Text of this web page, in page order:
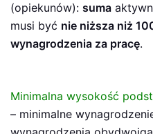
(opiekunów): suma
musi być nie niższa niż
wynagrodzenia za pracę.
Minimalna wysokość
– minimalne